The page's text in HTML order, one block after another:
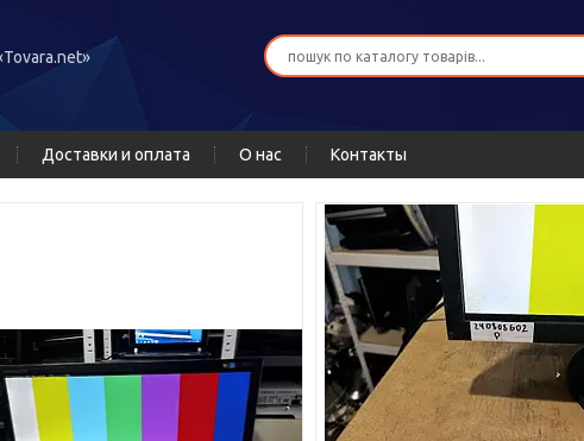
Доставки и оплата О нас Контакты